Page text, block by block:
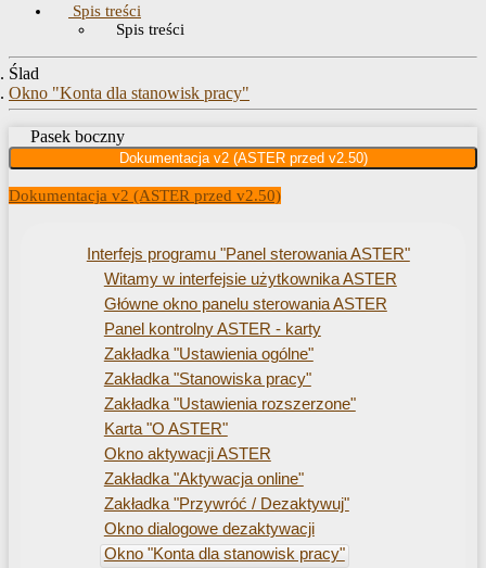
Spis treści
Spis treści
Ślad
Okno "Konta dla stanowisk pracy"
Pasek boczny
Dokumentacja v2 (ASTER przed v2.50)
Dokumentacja v2 (ASTER przed v2.50)
Interfejs programu "Panel sterowania ASTER"
Witamy w interfejsie użytkownika ASTER
Główne okno panelu sterowania ASTER
Panel kontrolny ASTER - karty
Zakładka "Ustawienia ogólne"
Zakładka "Stanowiska pracy"
Zakładka "Ustawienia rozszerzone"
Karta "O ASTER"
Okno aktywacji ASTER
Zakładka "Aktywacja online"
Zakładka "Przywróć / Dezaktywuj"
Okno dialogowe dezaktywacji
Okno "Konta dla stanowisk pracy"